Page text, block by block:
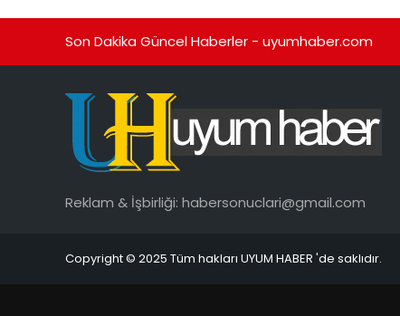
Son Dakika Güncel Haberler - uyumhaber.com
Reklam & İşbirliği: habersonuclari@gmail.com
Copyright © 2025 Tüm hakları UYUM HABER 'de saklıdır.